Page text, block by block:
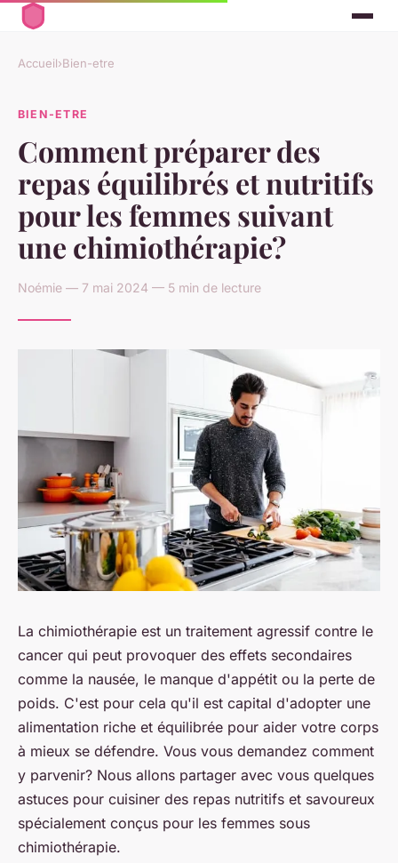
Accueil›Bien-etre
BIEN-ETRE
Comment préparer des
repas équilibrés et nutritifs
pour les femmes suivant
une chimiothérapie?
Noémie — 7 mai 2024 — 5 min de lecture
La chimiothérapie est un traitement agressif contre le
cancer qui peut provoquer des effets secondaires
comme la nausée, le manque d'appétit ou la perte de
poids. C'est pour cela qu'il est capital d'adopter une
alimentation riche et équilibrée pour aider votre corps
à mieux se défendre. Vous vous demandez comment
y parvenir? Nous allons partager avec vous quelques
astuces pour cuisiner des repas nutritifs et savoureux
spécialement conçus pour les femmes sous
chimiothérapie.